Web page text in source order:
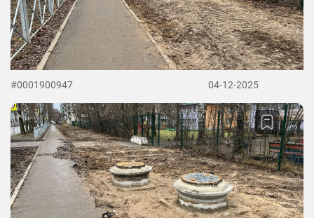
#0001900947 04-12-2025